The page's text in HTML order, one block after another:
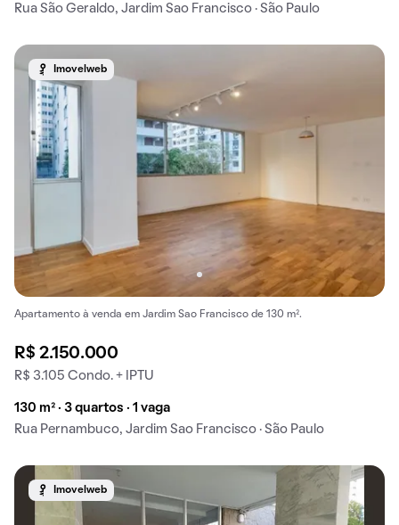
Rua São Geraldo, Jardim Sao Francisco · São Paulo
Imovelweb
Apartamento à venda em Jardim Sao Francisco de 130 m².
R$ 2.150.000
R$ 3.105 Condo. + IPTU
130 m² · 3 quartos · 1 vaga
Rua Pernambuco, Jardim Sao Francisco · São Paulo
Imovelweb